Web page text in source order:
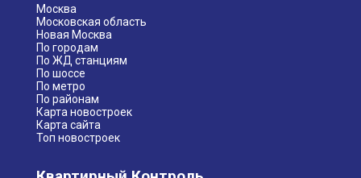
Москва
Московская область
Новая Москва
По городам
По ЖД станциям
По шоссе
По метро
По районам
Карта новостроек
Карта сайта
Топ новостроек